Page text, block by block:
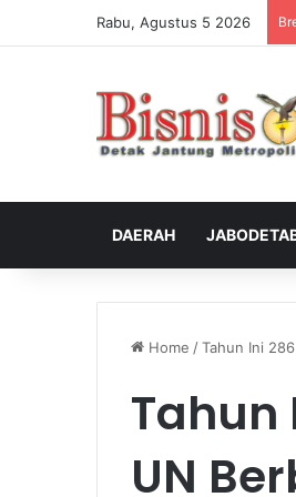
Rabu, Agustus 5 2026
DAERAH
Home /Tahun Ini
Tahun
UN